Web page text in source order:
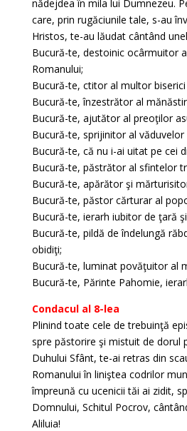
nădejdea în mila lui Dumnezeu.
care, prin rugăciunile tale, s-au
Hristos, te-au lăudat cântând
Bucură-te, destoinic ocârmuitor
Romanului;
Bucură-te, ctitor al multor biserici
Bucură-te, înzestrător al
Bucură-te, ajutător al preoţilor
Bucură-te, sprijinitor al
Bucură-te, că nu i-ai uitat pe cei
Bucură-te, păstrător al sfintelor
Bucură-te, apărător şi
Bucură-te, păstor cărturar al
Bucură-te, ierarh iubitor de ţară
Bucură-te, pildă de îndelungă
obidiţi;
Bucură-te, luminat povăţuitor al
Bucură-te, Părinte Pahomie,
Condacul al 8-lea
Plinind toate cele de trebuinţă
spre păstorire şi mistuit de dorul
Duhului Sfânt, te-ai retras din
Romanului în liniştea codrilor
împreună cu ucenicii tăi ai zidit,
Domnului, Schitul Pocrov,
Aliluia!